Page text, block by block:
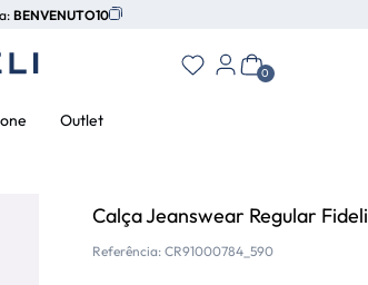
BENVENUTO10
Outlet
Calça Jeanswear Regular Fideli
Referência:CR91000784_590